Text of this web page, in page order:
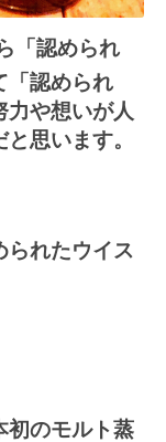
「認められ
「認められ
力や想いが人
思います。
られたウイス
初のモルト蒸